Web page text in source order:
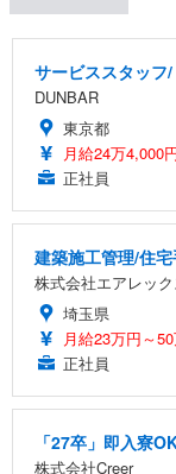
サービススタッフ
DUNBAR
東京都
月給24万4,000
正社員
建築施工管理/住
株式会社エアレック
埼玉県
月給23万円～
正社員
「27卒」即入寮
株式会社Creer